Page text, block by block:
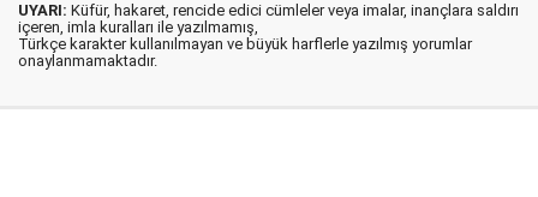
UYARI: Küfür, hakaret, rencide edici cümleler veya imalar, inançlara saldırı
içeren, imla kuralları ile yazılmamış,
Türkçe karakter kullanılmayan ve büyük harflerle yazılmış yorumlar
onaylanmamaktadır.